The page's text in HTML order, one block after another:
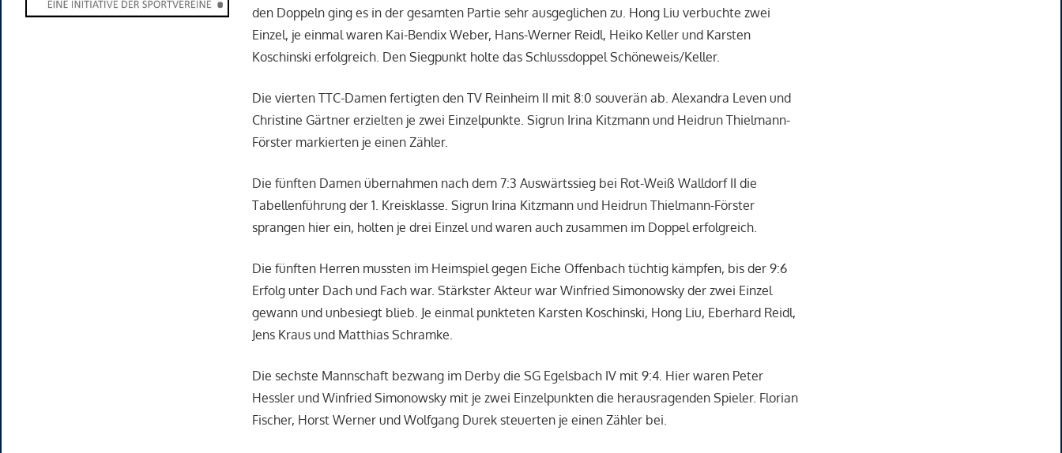
den Doppeln ging es in der gesamten Partie sehr ausgeglichen zu. Hong Liu verbuchte zwei
Einzel, je einmal waren Kai-Bendix Weber, Hans-Werner Reidl, Heiko Keller und Karsten
Koschinski erfolgreich. Den Siegpunkt holte das Schlussdoppel Schöneweis/Keller.
Die vierten TTC-Damen fertigten den TV Reinheim II mit 8:0 souverän ab. Alexandra Leven und
Christine Gärtner erzielten je zwei Einzelpunkte. Sigrun Irina Kitzmann und Heidrun Thielmann-
Förster markierten je einen Zähler.
Die fünften Damen übernahmen nach dem 7:3 Auswärtssieg bei Rot-Weiß Walldorf II die
Tabellenführung der 1. Kreisklasse. Sigrun Irina Kitzmann und Heidrun Thielmann-Förster
sprangen hier ein, holten je drei Einzel und waren auch zusammen im Doppel erfolgreich.
Die fünften Herren mussten im Heimspiel gegen Eiche Offenbach tüchtig kämpfen, bis der 9:6
Erfolg unter Dach und Fach war. Stärkster Akteur war Winfried Simonowsky der zwei Einzel
gewann und unbesiegt blieb. Je einmal punkteten Karsten Koschinski, Hong Liu, Eberhard Reidl,
Jens Kraus und Matthias Schramke.
Die sechste Mannschaft bezwang im Derby die SG Egelsbach IV mit 9:4. Hier waren Peter
Hessler und Winfried Simonowsky mit je zwei Einzelpunkten die herausragenden Spieler. Florian
Fischer, Horst Werner und Wolfgang Durek steuerten je einen Zähler bei.